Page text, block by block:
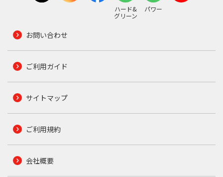
ハード&
グリーン
パワー
お問い合わせ
ご利用ガイド
サイトマップ
ご利用規約
会社概要